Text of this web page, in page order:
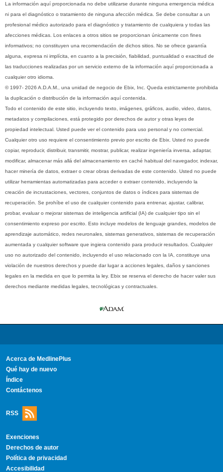
La información aquí proporcionada no debe utilizarse durante ninguna emergencia médica
ni para el diagnóstico o tratamiento de ninguna afección médica. Se debe consultar a un
profesional médico autorizado para el diagnóstico y tratamiento de cualquiera y todas las
afecciones médicas. Los enlaces a otros sitios se proporcionan únicamente con fines
informativos; no constituyen una recomendación de dichos sitios. No se ofrece garantía
alguna, expresa ni implícita, en cuanto a la precisión, fiabilidad, puntualidad o exactitud de
las traducciones realizadas por un servicio externo de la información aquí proporcionada a
cualquier otro idioma.
© 1997- 2026 A.D.A.M., una unidad de negocio de Ebix, Inc. Queda estrictamente prohibida
la duplicación o distribución de la información aquí contenida.
Todo el contenido de este sitio, incluyendo texto, imágenes, gráficos, audio, video, datos,
metadatos y compilaciones, está protegido por derechos de autor y otras leyes de
propiedad intelectual. Usted puede ver el contenido para uso personal y no comercial.
Cualquier otro uso requiere el consentimiento previo por escrito de Ebix. Usted no puede
copiar, reproducir, distribuir, transmitir, mostrar, publicar, realizar ingeniería inversa, adaptar,
modificar, almacenar más allá del almacenamiento en caché habitual del navegador, indexar,
hacer minería de datos, extraer o crear obras derivadas de este contenido. Usted no puede
utilizar herramientas automatizadas para acceder o extraer contenido, incluyendo la
creación de incrustaciones, vectores, conjuntos de datos o índices para sistemas de
recuperación. Se prohíbe el uso de cualquier contenido para entrenar, ajustar, calibrar,
probar, evaluar o mejorar sistemas de inteligencia artificial (IA) de cualquier tipo sin el
consentimiento expreso por escrito. Esto incluye modelos de lenguaje grandes, modelos de
aprendizaje automático, redes neuronales, sistemas generativos, sistemas de recuperación
aumentada y cualquier software que ingiera contenido para producir resultados. Cualquier
uso no autorizado del contenido, incluyendo el uso relacionado con la IA, constituye una
violación de nuestros derechos y puede dar lugar a acciones legales, daños y sanciones
legales en la medida en que lo permita la ley. Ebix se reserva el derecho de hacer valer sus
derechos mediante medidas legales, tecnológicas y contractuales.
Acerca de MedlinePlus
Qué hay de nuevo
Índice
Contáctenos
RSS
Exenciones
Derechos de autor
Política de privacidad
Accesibilidad